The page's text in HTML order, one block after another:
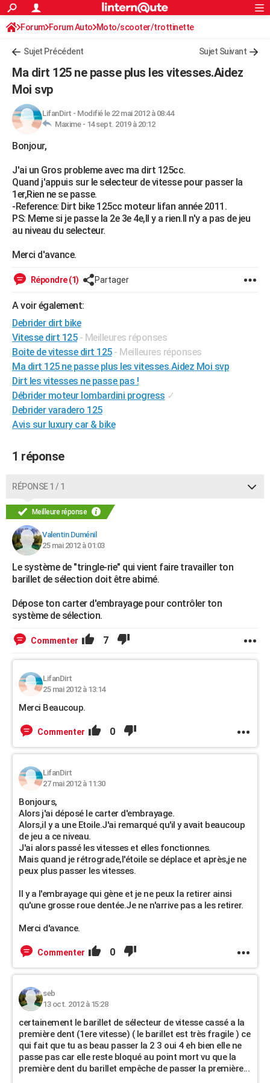
ACTUALITÉS
Politique
Société
Faits Divers
Education
Monde
Villes
+
Programme TV
TNTStreaming
Cinéma
Sorties cinéma
Musique
+FINANCE
Retraite
Impôts
Epargne
Immobilier
Risques naturels par ville
Banque
Assurance
Crédit
AUTO
Réserver un essai
Citadines
Forum auto
Forum
Aménagement intérieur
Extérieur
Cuisine
Salle de bains
Jardinage
Rangement
WEEK-END
Guides de France
Escapades
Patrimoine
Expositions
Musées
Week-end nature
+LIFESTYLE
Art de vivre
Bien-être
Loisirs
Mode
Modes de vie
SANTE
Alimentation
Guide de la santé
Maladies
Médicaments
Sommeil
VOYAGE
Destinations
City break
Voyage nature
Voyage de noces
Forum
Climat
PHOTO
GUIDES D'ACHAT
BONS PLANS
CARTE DE VOEUX
Carte de Noël
Carte Bonne année
Carte Saint-Valentin
Carte Pâques
Carte d'anniversaire
DICTIONNAIRE
Dictionnaire
Biographies
Citations
Expressions
Proverbes
PROGRAMME TV
COPAINS D'AVANT
S'inscrire
Se connecter
Lycées
Collèges
Primaires
Universités
Entreprises
Service militaire
Avis de recherche
AVIS DE DÉCÈS
FORUM
Bricolage
Lifestyle
Culture
Sport
Auto
Television
Voyage
Cinema
S'inscrire
Connexion
Forum Forum Auto Moto/scooter/trottinette
Sujet Précédent Sujet Suivant
Ma dirt 125 ne passe plus les vitesses.Aidez
Moi svp
LifanDirt - Modifié le 22 mai 2012 à 08:44
Maxime - 14 sept. 2019 à 20:12
Bonjour,
J'ai un Gros probleme avec ma dirt 125cc.
Quand j'appuis sur le selecteur de vitesse pour passer la
1er,Rien ne se passe.
-Reference: Dirt bike 125cc moteur lifan année 2011.
PS: Meme si je passe la 2e 3e 4e,Il y a rien.Il n'y a pas de jeu
au niveau du selecteur.
Merci d'avance.
Répondre (1) Partager
A voir également:
Debrider dirt bike
Vitesse dirt 125 - Meilleures réponses
Boite de vitesse dirt 125 - Meilleures réponses
Ma dirt 125 ne passe plus les vitesses.Aidez Moi svp
Dirt les vitesses ne passe pas !
Débrider moteur lombardini progress ✓
Debrider varadero 125
Avis sur luxury car & bike
1 réponse
RÉPONSE 1 / 1
Meilleure réponse
Valentin Duménil
25 mai 2012 à 01:03
Le système de "tringle-rie" qui vient faire travailler ton
barillet de sélection doit être abimé.
Dépose ton carter d'embrayage pour contrôler ton
système de sélection.
Commenter 7
LifanDirt
25 mai 2012 à 13:14
Merci Beaucoup.
Commenter 0
LifanDirt
27 mai 2012 à 11:30
Bonjours,
Alors j'ai déposé le carter d'embrayage.
Alors,il y a une Etoile.J'ai remarqué qu'il y avait beaucoup
de jeu a ce niveau.
J'ai alors passé les vitesses et elles fonctionnes.
Mais quand je rétrograde,l'étoile se déplace et après,je ne
peux plus passer les vitesses.
Il y a l'embrayage qui gène et je ne peux la retirer ainsi
qu'une grosse roue dentée.Je ne n'arrive pas a les retirer.
Merci d'avance.
Commenter 0
seb
13 oct. 2012 à 15:28
certainement le barillet de sélecteur de vitesse cassé a la
première dent (1ere vitesse) ( le barillet est très fragile ) ce
qui fait que tu as beau passer la 2 3 oui 4 eh bien elle ne
passe pas car elle reste bloqué au point mort vu que la
première dent du barillet empêche de passer la première...